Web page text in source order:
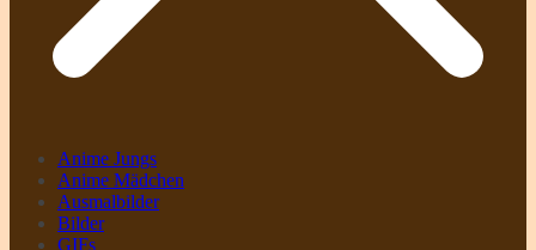
Anime Jungs
Anime Mädchen
Ausmalbilder
Bilder
GIFs